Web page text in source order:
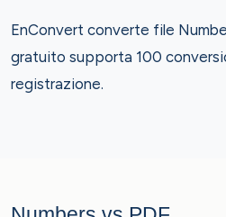
EnConvert converte file
gratuito supporta 100
registrazione.